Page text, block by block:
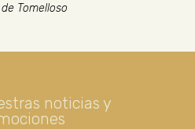
Tomelloso
noticias y